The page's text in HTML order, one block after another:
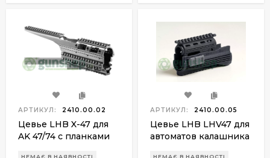
АРТИКУЛ: 2410.00.02
Цевье LHB X-47 для
AK 47/74 с планками
НЕМАЄ В НАЯВНОСТІ
АРТИКУЛ: 2410.00.05
Цевье LHB LHV47 для
автоматов калашника
НЕМАЄ В НАЯВНОСТІ